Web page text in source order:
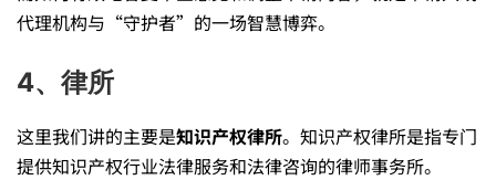
的
代理机构与“守护者”的一场智慧博弈。
4、律所
这里我们讲的主要是知识产权律所。知识产权律所是指专门
提供知识产权行业法律服务和法律咨询的律师事务所。